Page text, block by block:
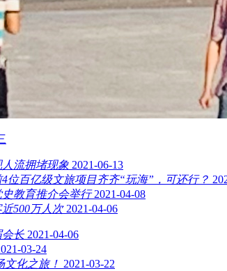
流拥堵现象 2021-06-13
位百亿级文旅项目齐齐“玩海”，可还行？
教育推介会举行 2021-04-08
500万人次 2021-04-06
会长 2021-04-06
03-24
文化之旅！ 2021-03-22